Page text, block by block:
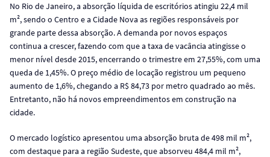
No Rio de Janeiro, a absorção líquida de escritórios atingiu 22,4 mil
m², sendo o Centro e a Cidade Nova as regiões responsáveis por
grande parte dessa absorção. A demanda por novos espaços
continua a crescer, fazendo com que a taxa de vacância atingisse o
menor nível desde 2015, encerrando o trimestre em 27,55%, com uma
queda de 1,45%. O preço médio de locação registrou um pequeno
aumento de 1,6%, chegando a R$ 84,73 por metro quadrado ao mês.
Entretanto, não há novos empreendimentos em construção na
cidade.
O mercado logístico apresentou uma absorção bruta de 498 mil m²,
com destaque para a região Sudeste, que absorveu 484,4 mil m²,